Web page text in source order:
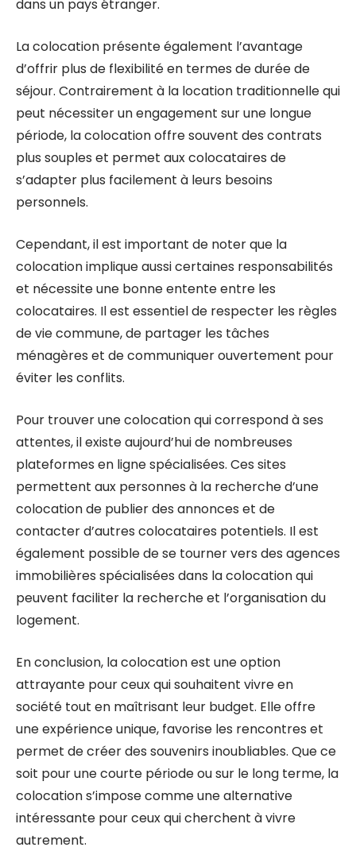
dans un pays étranger.
La colocation présente également l’avantage
d’offrir plus de flexibilité en termes de durée de
séjour. Contrairement à la location traditionnelle qui
peut nécessiter un engagement sur une longue
période, la colocation offre souvent des contrats
plus souples et permet aux colocataires de
s’adapter plus facilement à leurs besoins
personnels.
Cependant, il est important de noter que la
colocation implique aussi certaines responsabilités
et nécessite une bonne entente entre les
colocataires. Il est essentiel de respecter les règles
de vie commune, de partager les tâches
ménagères et de communiquer ouvertement pour
éviter les conflits.
Pour trouver une colocation qui correspond à ses
attentes, il existe aujourd’hui de nombreuses
plateformes en ligne spécialisées. Ces sites
permettent aux personnes à la recherche d’une
colocation de publier des annonces et de
contacter d’autres colocataires potentiels. Il est
également possible de se tourner vers des agences
immobilières spécialisées dans la colocation qui
peuvent faciliter la recherche et l’organisation du
logement.
En conclusion, la colocation est une option
attrayante pour ceux qui souhaitent vivre en
société tout en maîtrisant leur budget. Elle offre
une expérience unique, favorise les rencontres et
permet de créer des souvenirs inoubliables. Que ce
soit pour une courte période ou sur le long terme, la
colocation s’impose comme une alternative
intéressante pour ceux qui cherchent à vivre
autrement.